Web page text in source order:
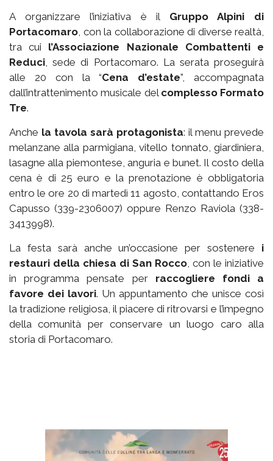
A organizzare l’iniziativa è il Gruppo Alpini di
Portacomaro , con la collaborazione di diverse realtà,
tra cui l’Associazione Nazionale Combattenti e
Reduci , sede di Portacomaro. La serata proseguirà
alle 20 con la “Cena d’estate”, accompagnata
dall’intrattenimento musicale del complesso Formato
Tre.
Anche la tavola sarà protagonista: il menu prevede
melanzane alla parmigiana, vitello tonnato, giardiniera,
lasagne alla piemontese, anguria e bunet. Il costo della
cena è di 25 euro e la prenotazione è obbligatoria
entro le ore 20 di martedì 11 agosto, contattando Eros
Capusso (339-2306007) oppure Renzo Raviola (338-
3413998).
La festa sarà anche un’occasione per sostenere i
restauri della chiesa di San Rocco , con le iniziative
in programma pensate per raccogliere fondi a
favore dei lavori. Un appuntamento che unisce così
la tradizione religiosa, il piacere di ritrovarsi e l’impegno
della comunità per conservare un luogo caro alla
storia di Portacomaro.